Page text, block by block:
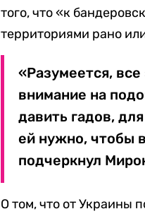
того, что «к
территориями рано
«Разумеется,
внимание на
давить гадов,
ей нужно, чтобы
подчеркнул
О том, что от Украины